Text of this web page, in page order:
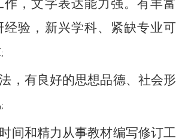
作，文字表达能力强。有丰富
经验，新兴学科、紧缺专业可
;
，有良好的思想品德、社会形
;
间和精力从事教材编写修订工